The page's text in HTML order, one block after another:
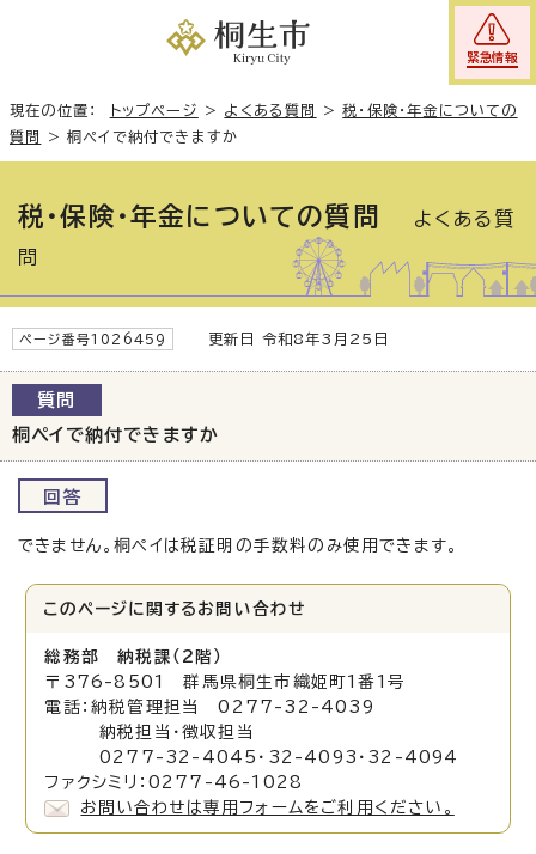
緊急情報
現在の位置： トップページ > よくある質問 >税・保険・年金についての
質問
>桐ペイで納付できますか
税・保険・年金についての質問
よくある質
問
ページ番号1026459 更新日 令和8年3月25日
質問
桐ペイで納付できますか
回答
できません。桐ペイは税証明の手数料のみ使用できます。
このページに関する お問い合わせ
総務部 納税課（2階）
〒376-8501 群馬県桐生市織姫町1番1号
電話：納税管理担当 0277-32-4039
納税担当・徴収担当
0277-32-4045・32-4093・32-4094
ファクシミリ：0277-46-1028
お問い合わせは専用フォームをご利用ください。